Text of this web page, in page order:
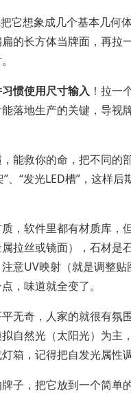
它想象成几个基本几何
的长方体当牌面，再拉
惯使用尺寸输入 ！拉一
落地生产的关键，导视
，能救你的命，把不同
、“发光LED槽”，这样
，软件里都有材质库，
拉丝或镜面），石材
意UV映射（就是调整
，味道就全变了。
平无奇，人家的就很有
自然光（太阳光）为主
箱，记得把自发光属性
牌子，把它放到一个简